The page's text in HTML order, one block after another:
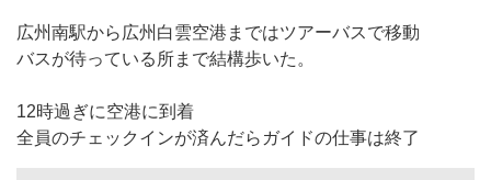
広州南駅から広州白雲空港まではツアーバスで移動
バスが待っている所まで結構歩いた。
12時過ぎに空港に到着
全員のチェックインが済んだらガイドの仕事は終了